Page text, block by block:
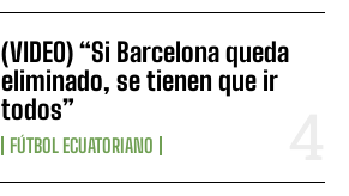
(VIDEO) “Si Barcelona queda
eliminado, se tienen que ir
todos”
FÚTBOL ECUATORIANO